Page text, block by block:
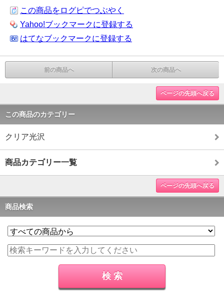
この商品をログピでつぶやく
Yahoo!ブックマークに登録する
はてなブックマークに登録する
前の商品へ 次の商品へ
ページの先頭へ戻る
この商品のカテゴリー
クリア光沢
商品カテゴリー一覧
ページの先頭へ戻る
商品検索